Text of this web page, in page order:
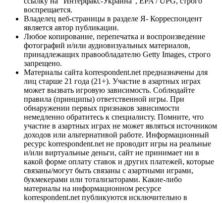
воспрещается.
Владелец веб-страницы в разделе Я- Корреспондент
является автор публикации.
Любое копирование, перепечатка и воспроизведение
фотографий и/или аудиовизуальных материалов,
принадлежащих правообладателю Getty Images, строго
запрещено.
Материалы сайта korrespondent.net предназначены для
лиц старше 21 года (21+). Участие в азартных играх
может вызвать игровую зависимость. Соблюдайте
правила (принципы) ответственной игры. При
обнаружении первых признаков зависимости
немедленно обратитесь к специалисту. Помните, что
участие в азартных играх не может являться источником
доходов или альтернативой работе. Информационный
ресурс korrespondent.net не проводит игры на реальные
и/или виртуальные деньги, сайт не принимает ни в
какой форме оплату ставок и других платежей, которые
связаны/могут быть связаны с азартными играми,
букмекерами или тотализаторами. Какие-либо
материалы на информационном ресурсе
korrespondent.net публикуются исключительно в